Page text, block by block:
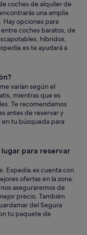
coches de alquiler de
una amplia
Hay opciones para
coches baratos, de
híbridos,
te ayudará a
varían según el
mientras que es
Te recomendamos
antes de reservar y
tu búsqueda para
para reservar
Expedia.es cuenta con
ofertas en la zona.
aseguraremos de
precio. También
del Segura
tu paquete de